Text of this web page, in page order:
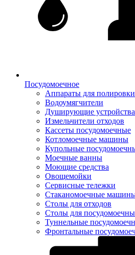
Посудомоечное
Аппараты для
Водоумягчители
Душирующие
Измельчители отходов
Кассеты посудомоечные
Котломоечные машины
Купольные
Моечные ванны
Моющие средства
Овощемойки
Сервисные тележки
Стаканомоечные
Столы для отходов
Столы для
Туннельные
Фронтальные